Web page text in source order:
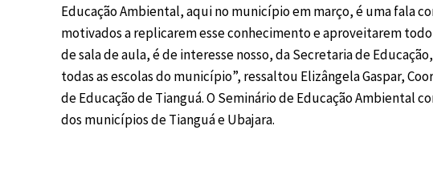
Educação Ambiental, aqui no município em março, é uma fala
motivados a replicarem esse conhecimento e aproveitarem
de sala de aula, é de interesse nosso, da Secretaria de
todas as escolas do município”, ressaltou Elizângela Gaspar,
de Educação de Tianguá. O Seminário de Educação Ambiental
dos municípios de Tianguá e Ubajara.